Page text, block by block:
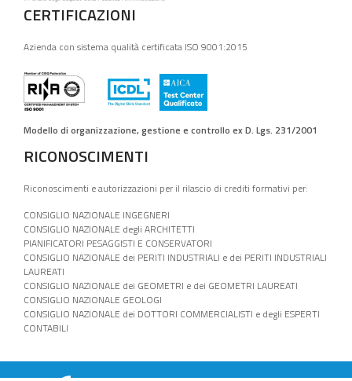
CERTIFICAZIONI
Azienda con sistema qualità certificata ISO 9001:2015
Modello di organizzazione, gestione e controllo ex D. Lgs. 231/2001
RICONOSCIMENTI
Riconoscimenti e autorizzazioni per il rilascio di crediti formativi per:
CONSIGLIO NAZIONALE INGEGNERI
CONSIGLIO NAZIONALE degli ARCHITETTI
PIANIFICATORI PESAGGISTI E CONSERVATORI
CONSIGLIO NAZIONALE dei PERITI INDUSTRIALI e dei PERITI INDUSTRIALI
LAUREATI
CONSIGLIO NAZIONALE dei GEOMETRI e dei GEOMETRI LAUREATI
CONSIGLIO NAZIONALE GEOLOGI
CONSIGLIO NAZIONALE dei DOTTORI COMMERCIALISTI e degli ESPERTI
CONTABILI